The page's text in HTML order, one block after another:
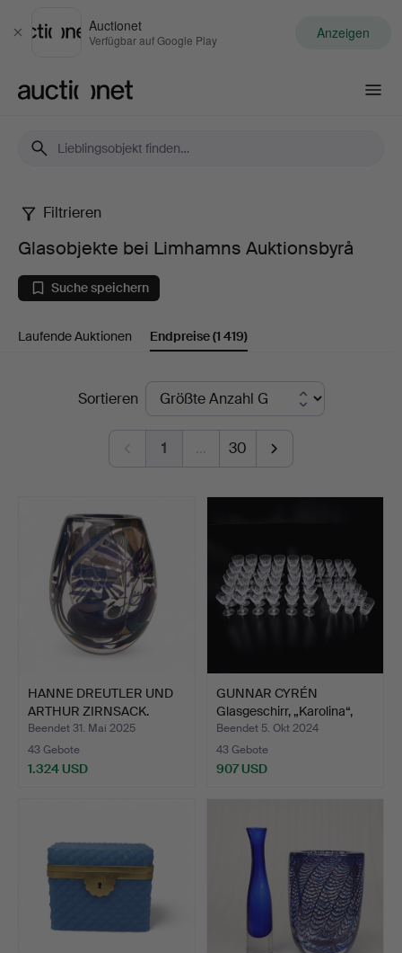
Schließen
Auctionet
Verfügbar auf Google Play Anzeigen
Glasobjekte
bei
Limhamns
Auktionsbyrå
Filtrieren
Glasobjekte bei Limhamns Auktionsbyrå
Suche speichern
Laufende Auktionen Endpreise(1 419)
EndpreiseSortieren
1 … 30
HANNE DREUTLER UND
ARTHUR ZIRNSACK.
Goldgr…
Beendet 31. Mai 2025
43 Gebote
1.324 USD
GUNNAR CYRÉN
Glasgeschirr, „Karolina“,
Orr…
Beendet 5. Okt 2024
43 Gebote
907 USD